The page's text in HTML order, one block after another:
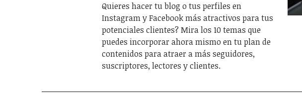
Quieres hacer tu blog o tus perfiles en
Instagram y Facebook más atractivos para tus
potenciales clientes? Mira los 10 temas que
puedes incorporar ahora mismo en tu plan de
contenidos para atraer a más seguidores,
suscriptores, lectores y clientes.